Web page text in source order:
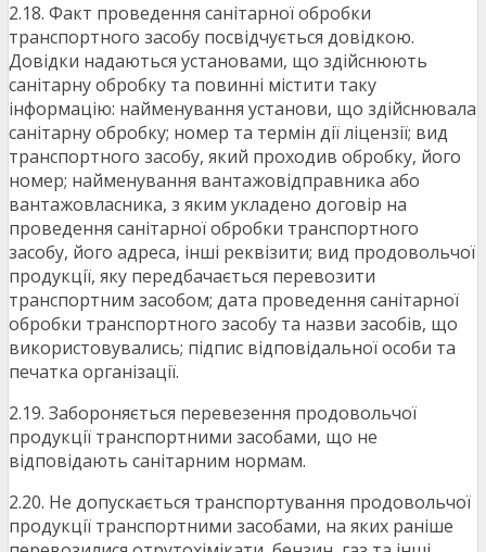
2.18. Факт проведення санітарної обробки
транспортного засобу посвідчується довідкою.
Довідки надаються установами, що здійснюють
санітарну обробку та повинні містити таку
інформацію: найменування установи, що здійснювала
санітарну обробку; номер та термін дії ліцензії; вид
транспортного засобу, який проходив обробку, його
номер; найменування вантажовідправника або
вантажовласника, з яким укладено договір на
проведення санітарної обробки транспортного
засобу, його адреса, інші реквізити; вид продовольчої
продукції, яку передбачається перевозити
транспортним засобом; дата проведення санітарної
обробки транспортного засобу та назви засобів, що
використовувались; підпис відповідальної особи та
печатка організації.
2.19. Забороняється перевезення продовольчої
продукції транспортними засобами, що не
відповідають санітарним нормам.
2.20. Не допускається транспортування продовольчої
продукції транспортними засобами, на яких раніше